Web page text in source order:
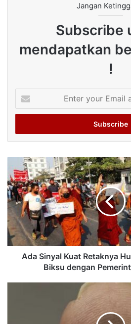
Jangan
Subscribe
mendapatkan
!
your
Email
Ada Sinyal Kuat Retaknya
Biksu dengan